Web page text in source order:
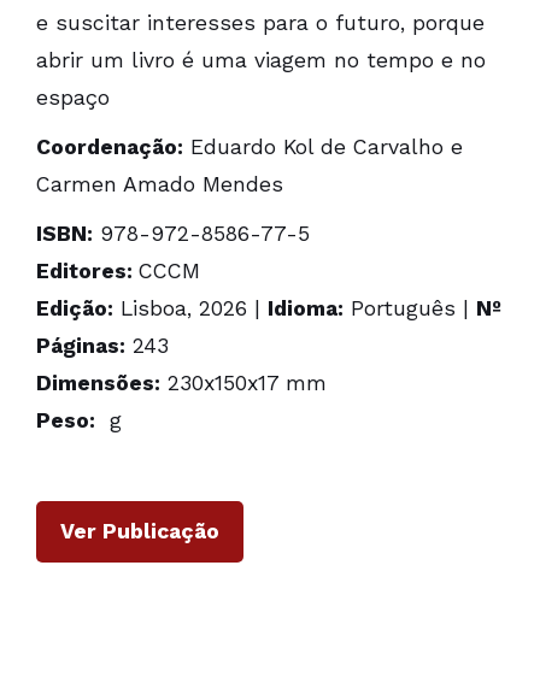
e suscitar interesses para o futuro, porque
abrir um livro é uma viagem no tempo e no
espaço
Coordenação: Eduardo Kol de Carvalho e
Carmen Amado Mendes
ISBN: 978-972-8586-77-5
Editores: CCCM
Edição: Lisboa, 2026 | Idioma: Português | Nº
Páginas: 243
Dimensões: 230x150x17 mm
Peso: g
Ver Publicação